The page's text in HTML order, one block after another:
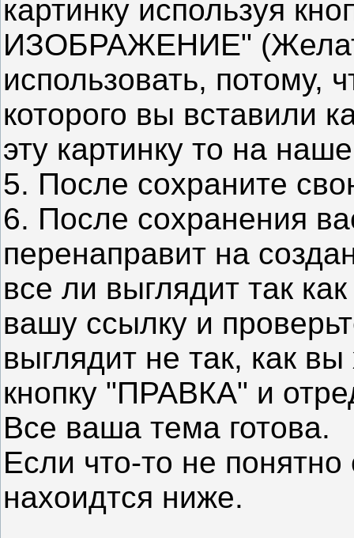
картинку используя
ИЗОБРАЖЕНИЕ"
использовать, потому,
которого вы вставили
эту картинку то на
5. После сохраните
6. После сохранения
перенаправит на
все ли выглядит так
вашу ссылку и
выглядит не так, как
кнопку "ПРАВКА" и
Все ваша тема готова.
Если что-то не
нахоидтся ниже.